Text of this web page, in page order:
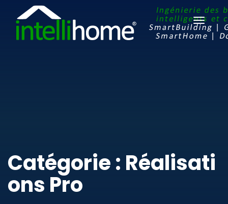
Ouvrir
le
Catégorie : Réalisati
ons Pro